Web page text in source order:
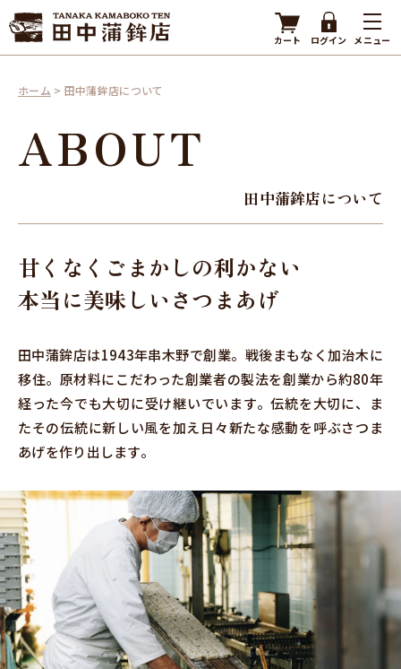
カート ログイン メニュー
ホーム > 田中蒲鉾店について
ABOUT
田中蒲鉾店について
甘くなくごまかしの利かない
本当に美味しいさつまあげ
田中蒲鉾店は1943年串木野で創業。戦後まもなく加治木に
移住。原材料にこだわった創業者の製法を創業から約80年
経った今でも大切に受け継いでいます。伝統を大切に、ま
たその伝統に新しい風を加え日々新たな感動を呼ぶさつま
あげを作り出します。